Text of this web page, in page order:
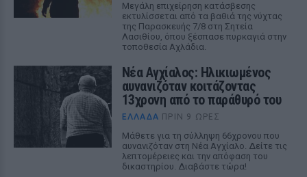
Μεγάλη επιχείρηση κατάσβεσης
εκτυλίσσεται από τα βαθιά της νύχτας
της Παρασκευής 7/8 στη Σητεία
Λασιθίου, όπου ξέσπασε πυρκαγιά στην
τοποθεσία Αχλάδια.
Νέα Αγχίαλος: Ηλικιωμένος
αυνανιζόταν κοιτάζοντας
13χρονη από το παράθυρό του
ΕΛΛΆΔΑ ΠΡΙΝ 9 ΏΡΕΣ
Μάθετε για τη σύλληψη 66χρονου που
αυνανιζόταν στη Νέα Αγχίαλο. Δείτε τις
λεπτομέρειες και την απόφαση του
δικαστηρίου. Διαβάστε τώρα!